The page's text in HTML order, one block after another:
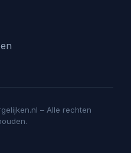
– Alle rechten